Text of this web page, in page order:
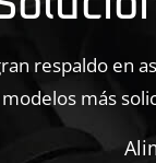
respaldo en
más